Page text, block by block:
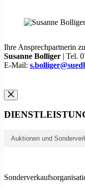
Ihre Ansprechpartnerin
Susanne Bolliger | Tel.
E-Mail:
Auktionen und